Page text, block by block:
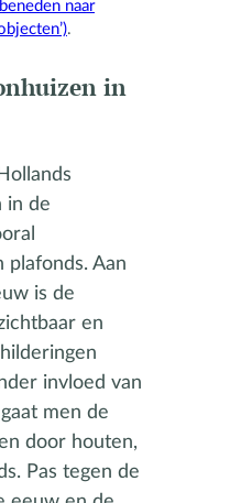
naar
.
in
in de
plafonds. Aan
is de
en
invloed van
men de
door houten,
Pas tegen de